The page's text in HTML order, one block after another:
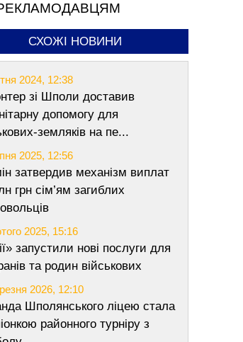
СХОЖІ НОВИНИ
2024, 12:38
зі Шполи доставив
допомогу для
земляків на пе...
2025, 12:56
затвердив механізм виплат
грн сім’ям загиблих
2025, 15:16
запустили нові послуги для
та родин військових
2026, 12:10
Шполянського ліцею стала
районного турніру з